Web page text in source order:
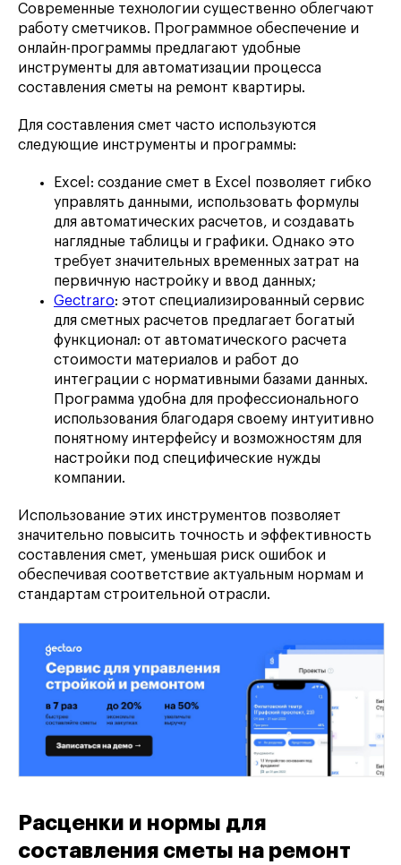
Современные технологии существенно облегчают
работу сметчиков. Программное обеспечение и
онлайн-программы предлагают удобные
инструменты для автоматизации процесса
составления сметы на ремонт квартиры.
Для составления смет часто используются
следующие инструменты и программы:
Excel: создание смет в Excel позволяет гибко
управлять данными, использовать формулы
для автоматических расчетов, и создавать
наглядные таблицы и графики. Однако это
требует значительных временных затрат на
первичную настройку и ввод данных;
Gectraro: этот специализированный сервис
для сметных расчетов предлагает богатый
функционал: от автоматического расчета
стоимости материалов и работ до
интеграции с нормативными базами данных.
Программа удобна для профессионального
использования благодаря своему интуитивно
понятному интерфейсу и возможностям для
настройки под специфические нужды
компании.
Использование этих инструментов позволяет
значительно повысить точность и эффективность
составления смет, уменьшая риск ошибок и
обеспечивая соответствие актуальным нормам и
стандартам строительной отрасли.
Расценки и нормы для
составления сметы на ремонт